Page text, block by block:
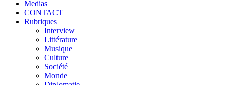
Medias
CONTACT
Rubriques
Interview
Littérature
Musique
Culture
Société
Monde